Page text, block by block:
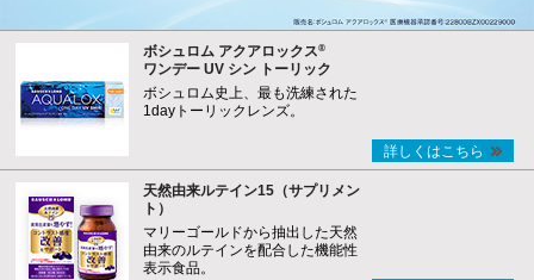
ボシュロム アクアロックス®
ワンデー UV シン トーリック
ボシュロム史上、最も洗練された
1dayトーリックレンズ。
詳しくはこちら
天然由来ルテイン15（サプリメン
ト）
マリーゴールドから抽出した天然
由来のルテインを配合した機能性
表示食品。